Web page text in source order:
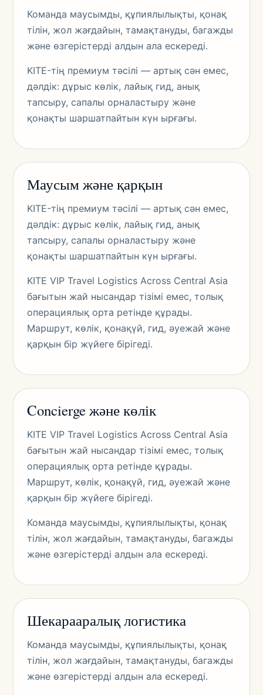
Команда маусымды, құпиялылықты, қонақ
тілін, жол жағдайын, тамақтануды, багажды
және өзгерістерді алдын ала ескереді.
KITE-тің премиум тәсілі — артық сән емес,
дәлдік: дұрыс көлік, лайық гид, анық
тапсыру, сапалы орналастыру және
қонақты шаршатпайтын күн ырғағы.
Маусым және қарқын
KITE-тің премиум тәсілі — артық сән емес,
дәлдік: дұрыс көлік, лайық гид, анық
тапсыру, сапалы орналастыру және
қонақты шаршатпайтын күн ырғағы.
KITE VIP Travel Logistics Across Central Asia
бағытын жай нысандар тізімі емес, толық
операциялық орта ретінде құрады.
Маршрут, көлік, қонақүй, гид, әуежай және
қарқын бір жүйеге бірігеді.
Concierge және көлік
KITE VIP Travel Logistics Across Central Asia
бағытын жай нысандар тізімі емес, толық
операциялық орта ретінде құрады.
Маршрут, көлік, қонақүй, гид, әуежай және
қарқын бір жүйеге бірігеді.
Команда маусымды, құпиялылықты, қонақ
тілін, жол жағдайын, тамақтануды, багажды
және өзгерістерді алдын ала ескереді.
Шекарааралық логистика
Команда маусымды, құпиялылықты, қонақ
тілін, жол жағдайын, тамақтануды, багажды
және өзгерістерді алдын ала ескереді.